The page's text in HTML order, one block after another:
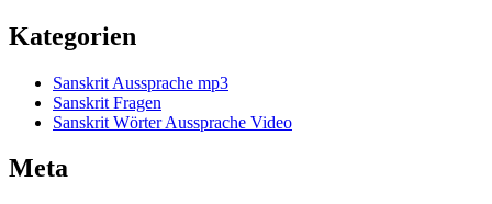
Kategorien
Sanskrit Aussprache mp3
Sanskrit Fragen
Sanskrit Wörter Aussprache Video
Meta